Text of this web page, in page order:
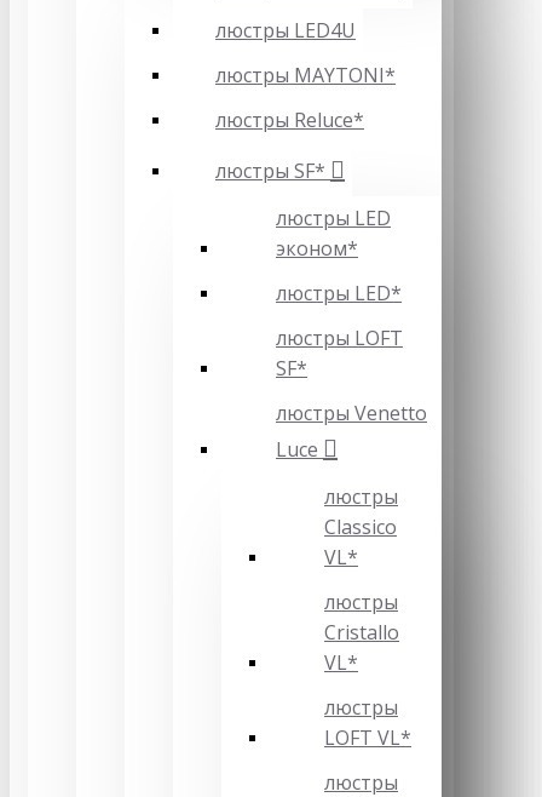
люстры LED4U
люстры MAYTONI*
люстры Reluce*
люстры SF*
люстры LED
эконом*
люстры LED*
люстры LOFT
SF*
люстры Venetto
Luce
люстры
Classico
VL*
люстры
Cristallo
VL*
люстры
LOFT VL*
люстры